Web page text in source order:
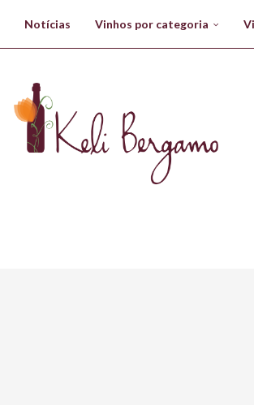
Notícias Vinhos por categoria